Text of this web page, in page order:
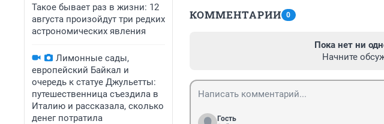
Такое бывает раз в жизни: 12
августа произойдут три редких
астрономических явления
Лимонные сады,
европейский Байкал и
очередь к статуе Джульетты:
путешественница съездила в
Италию и рассказала, сколько
денег потратила
КОММЕНТАРИИ 0
Пока нет ни
Начните
Гость